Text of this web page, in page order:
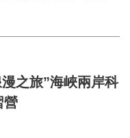
之旅”海峽兩岸科
營